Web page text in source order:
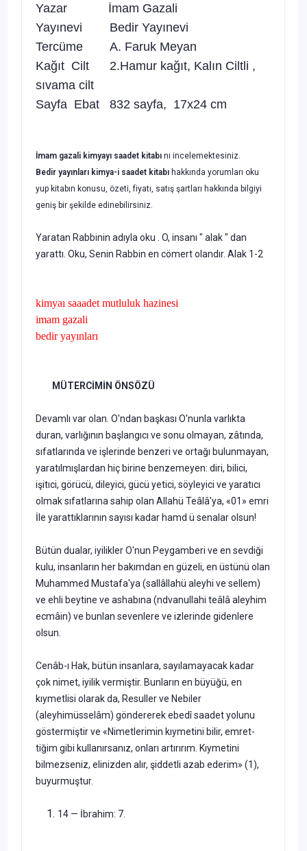
Yazar İmam Gazali
Yayınevi Bedir Yayınevi
Tercüme A. Faruk Meyan
Kağıt Cilt 2.Hamur kağıt, Kalın Ciltli ,
sıvama cilt
Sayfa Ebat 832 sayfa, 17x24 cm
İmam gazali kimyayı saadet kitabı nı incelemektesiniz.
Bedir yayınları kimya-i saadet kitabı hakkında yorumları oku
yup kitabın konusu, özeti, fiyatı, satış şartları hakkında bilgiyi
geniş bir şekilde edinebilirsiniz.
Yaratan Rabbinin adıyla oku . O, insanı " alak " dan
yarattı. Oku, Senin Rabbin en cömert olandır. Alak 1-2
kimyaı saaadet mutluluk hazinesi
imam gazali
bedir yayınları
MÜTERCİMİN ÖNSÖZÜ
Devamlı var olan. O'ndan başkası O'nunla varlıkta
duran, varlığının başlangıcı ve sonu olmayan, zâtında,
sıfatlarında ve işlerinde benzeri ve ortağı bulunmayan,
yaratılmışlardan hiç birine benzemeyen: diri, bilici,
işitıci, görücü, dileyici, gücü yetici, söyleyici ve yaratıcı
olmak sıfatlarına sahip olan Allahü Teâlâ'ya, «01» emri
İle yarattıklarının sayısı kadar hamd ü senalar olsun!
Bütün dualar, iyilikler O'nun Peygamberi ve en sevdiği
kulu, insanların her ba­kımdan en güzeli, en üstünü olan
Muhammed Mustafa'ya (sallâllahü aleyhi ve sellem)
ve ehli beytine ve ashabına (ndvanullahi teâlâ aleyhim
ecmâin) ve bunlan sevenlere ve izlerinde gidenlere
olsun.
Cenâb-ı Hak, bütün insanlara, sayılamayacak kadar
çok nimet, iyilik vermiştir. Bunların en büyüğü, en
kıymetlisi olarak da, Resuller ve Nebiler
(aleyhimüsselâm) göndererek ebedî saadet yolunu
göstermiştir ve «Nimetlerimin kıymetini bilir, emret­
tiğim gibi kullanırsanız, onları artırırım. Kıymetini
bilmezseniz, elinizden alır, şiddetli azab ederim» (1),
buyurmuştur.
14 — İbrahim: 7.